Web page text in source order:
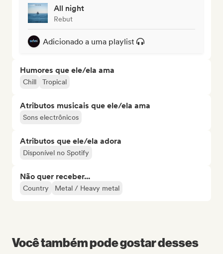
All night
Rebut
Adicionado a uma playlist
Humores que ele/ela ama
Chill Tropical
Atributos musicais que ele/ela ama
Sons electrônicos
Atributos que ele/ela adora
Disponível no Spotify
Não quer receber...
Country Metal / Heavy metal
Você também pode gostar desses